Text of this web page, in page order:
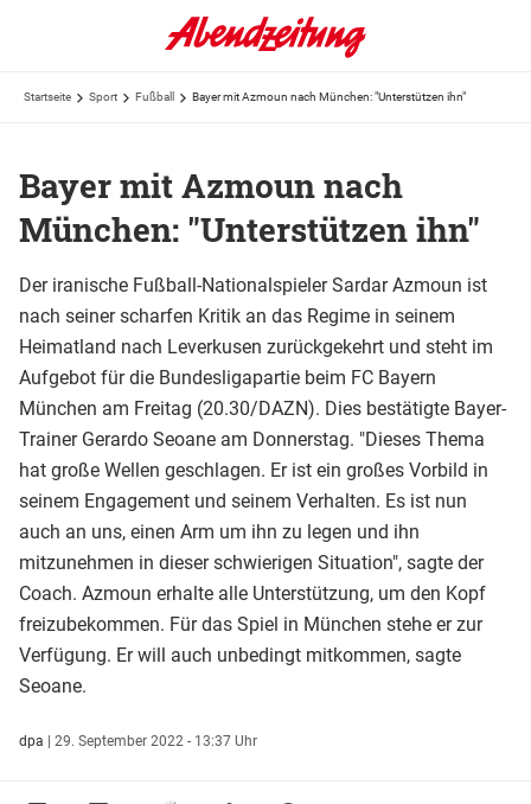
Startseite Sport Fußball Bayer mit Azmoun nach München: "Unterstützen ihn"
Bayer mit Azmoun nach
München: "Unterstützen ihn"
Der iranische Fußball-Nationalspieler Sardar Azmoun ist
nach seiner scharfen Kritik an das Regime in seinem
Heimatland nach Leverkusen zurückgekehrt und steht im
Aufgebot für die Bundesligapartie beim FC Bayern
München am Freitag (20.30/DAZN). Dies bestätigte Bayer-
Trainer Gerardo Seoane am Donnerstag. "Dieses Thema
hat große Wellen geschlagen. Er ist ein großes Vorbild in
seinem Engagement und seinem Verhalten. Es ist nun
auch an uns, einen Arm um ihn zu legen und ihn
mitzunehmen in dieser schwierigen Situation", sagte der
Coach. Azmoun erhalte alle Unterstützung, um den Kopf
freizubekommen. Für das Spiel in München stehe er zur
Verfügung. Er will auch unbedingt mitkommen, sagte
Seoane.
dpa | 29. September 2022 - 13:37 Uhr